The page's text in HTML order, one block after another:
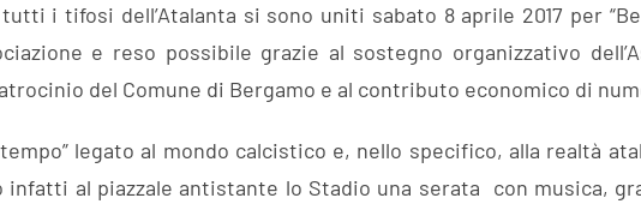
i tifosi dell’Atalanta si sono uniti sabato 8 aprile 2017 per
e reso possibile grazie al sostegno organizzativo
del Comune di Bergamo e al contributo economico di
legato al mondo calcistico e, nello specifico, alla realtà
infatti al piazzale antistante lo Stadio una serata con musica,